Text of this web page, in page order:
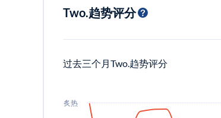
Two.趋势评分
过去三个月Two.趋势评分
炙热